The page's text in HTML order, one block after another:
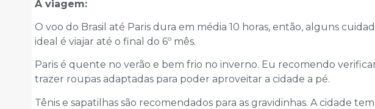
A viagem:
O voo do Brasil até Paris dura em média 10 horas, então, alguns
ideal é viajar até o final do 6º mês.
Paris é quente no verão e bem frio no inverno. Eu recomendo
trazer roupas adaptadas para poder aproveitar a cidade a pé.
Tênis e sapatilhas são recomendados para as gravidinhas. A cidade